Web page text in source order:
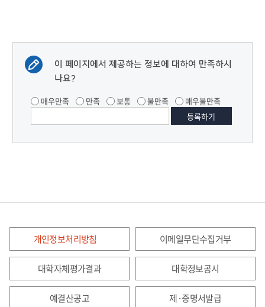
이 페이지에서 제공하는 정보에 대하여 만족하시
나요?
매우만족 만족 보통 불만족 매우불만족
개인정보처리방침 이메일무단수집거부
대학자체평가결과 대학정보공시
예결산공고 제·증명서발급